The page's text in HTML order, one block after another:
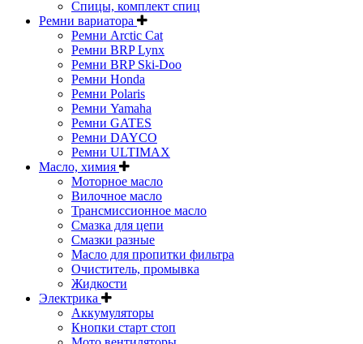
Спицы, комплект спиц
Ремни вариатора
Ремни Arctic Cat
Ремни BRP Lynx
Ремни BRP Ski-Doo
Ремни Honda
Ремни Polaris
Ремни Yamaha
Ремни GATES
Ремни DAYCO
Ремни ULTIMAX
Масло, химия
Моторное масло
Вилочное масло
Трансмиссионное масло
Смазка для цепи
Смазки разные
Масло для пропитки фильтра
Очиститель, промывка
Жидкости
Электрика
Аккумуляторы
Кнопки старт стоп